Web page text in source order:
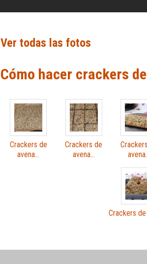
Ver todas las fotos
Cómo hacer crackers
Crackers de
avena…
Crackers de
avena…
Crackers